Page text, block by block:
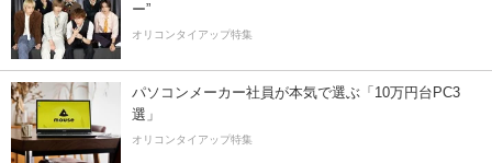
ー”
オリコンタイアップ特集
パソコンメーカー社員が本気で選ぶ「10万円台PC3
選」
オリコンタイアップ特集